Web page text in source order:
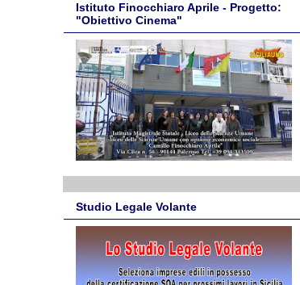
Istituto Finocchiaro Aprile - Progetto:
"Obiettivo Cinema"
Studio Legale Volante